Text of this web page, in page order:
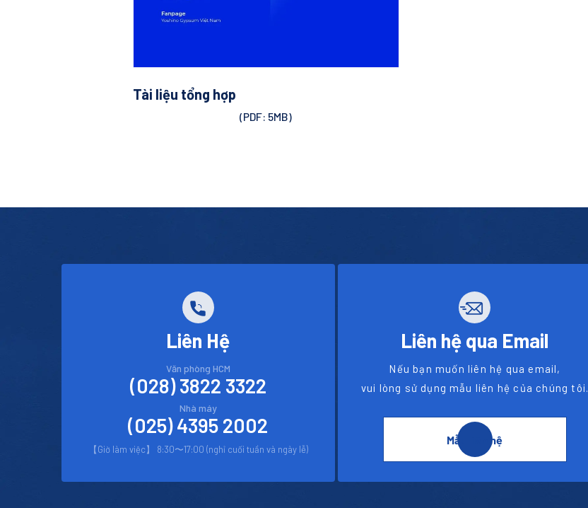
Tài liệu tổng hợp
(PDF: 5MB)
Liên Hệ
Văn phòng HCM
(028) 3822 3322
Nhà máy
(025) 4395 2002
【Giờ làm việc】 8:30〜17:00 (nghỉ cuối tuần và ngày lễ)
Liên hệ qua Email
Nếu bạn muốn liên hệ qua email,
vui lòng sử dụng mẫu liên hệ của chúng tôi.
Mẫu liên hệ